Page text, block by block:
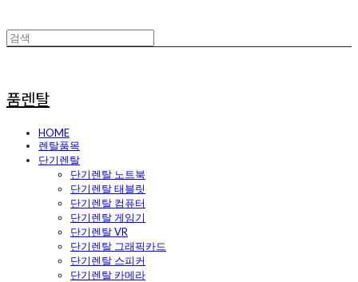
품렌탈
HOME
렌탈품목
단기렌탈
단기렌탈 노트북
단기렌탈 태블릿
단기렌탈 컴퓨터
단기렌탈 게임기
단기렌탈 VR
단기렌탈 그래픽카드
단기렌탈 스피커
단기렌탈 카메라